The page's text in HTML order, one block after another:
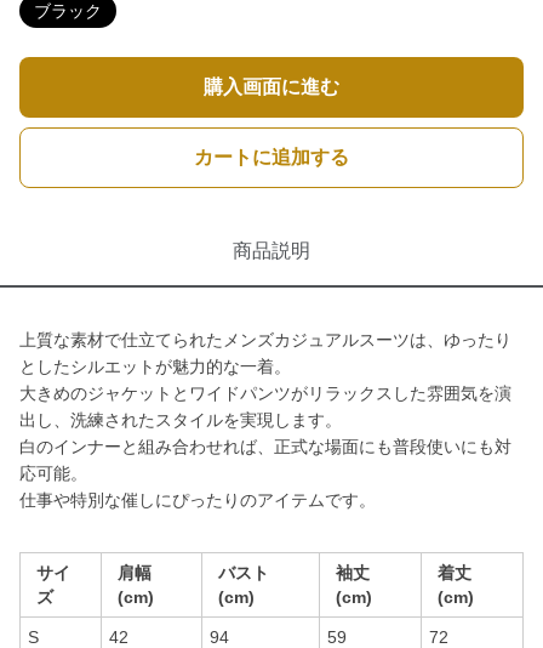
ブラック
購入画面に進む
カートに追加する
商品説明
上質な素材で仕立てられたメンズカジュアルスーツは、ゆったり
としたシルエットが魅力的な一着。
大きめのジャケットとワイドパンツがリラックスした雰囲気を演
出し、洗練されたスタイルを実現します。
白のインナーと組み合わせれば、正式な場面にも普段使いにも対
応可能。
仕事や特別な催しにぴったりのアイテムです。
サイ
ズ
肩幅
(cm)
バスト
(cm)
袖丈
(cm)
着丈
(cm)
S 42 94 59 72